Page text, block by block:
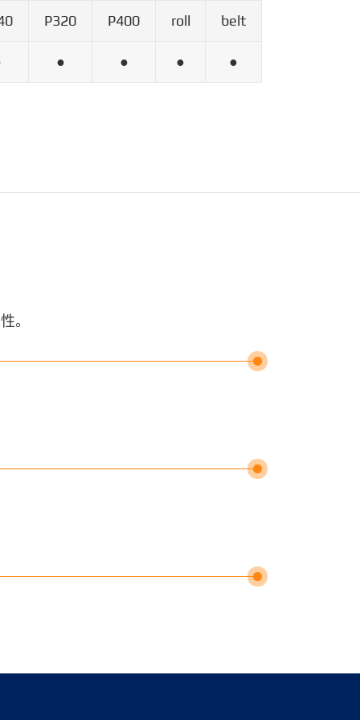
P320 P400 roll belt
● ● ● ●
。